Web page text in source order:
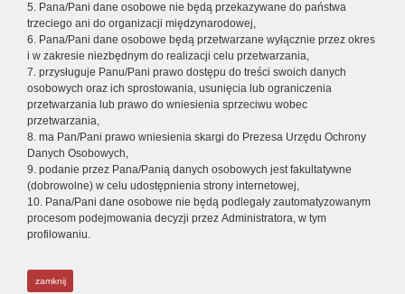
5. Pana/Pani dane osobowe nie będą przekazywane do państwa
trzeciego ani do organizacji międzynarodowej,
6. Pana/Pani dane osobowe będą przetwarzane wyłącznie przez okres
i w zakresie niezbędnym do realizacji celu przetwarzania,
7. przysługuje Panu/Pani prawo dostępu do treści swoich danych
osobowych oraz ich sprostowania, usunięcia lub ograniczenia
przetwarzania lub prawo do wniesienia sprzeciwu wobec
przetwarzania,
8. ma Pan/Pani prawo wniesienia skargi do Prezesa Urzędu Ochrony
Danych Osobowych,
9. podanie przez Pana/Panią danych osobowych jest fakultatywne
(dobrowolne) w celu udostępnienia strony internetowej,
10. Pana/Pani dane osobowe nie będą podlegały zautomatyzowanym
procesom podejmowania decyzji przez Administratora, w tym
profilowaniu.
zamknij